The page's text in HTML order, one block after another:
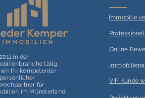
in der
tätig,
Ihr kompetenter
für
im Münsterland.
Immobilie
Online
VIP Kunde